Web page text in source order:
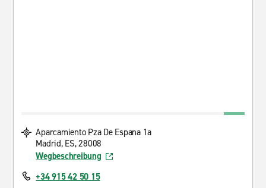
Aparcamiento Pza De Espana 1a
Madrid, ES, 28008
Wegbeschreibung
+34 915 42 50 15